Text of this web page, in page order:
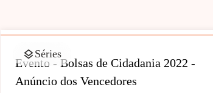
Séries
Evento - Bolsas de Cidadania 2022 -
Anúncio dos Vencedores